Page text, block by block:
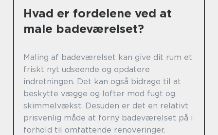
Hvad er fordelene ved at
male badeværelset?
Maling af badeværelset kan give dit rum et
friskt nyt udseende og opdatere
indretningen. Det kan også bidrage til at
beskytte vægge og lofter mod fugt og
skimmelvækst. Desuden er det en relativt
prisvenlig måde at forny badeværelset på i
forhold til omfattende renoveringer.